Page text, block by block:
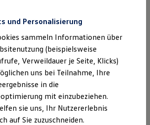
Class bei Volkswagen
Gewinn
kann Sie vor Fahrzeugen warnen, die
Sollten Sie nicht rechtzeitig
System selbstständig eingreifen und
eine Kollision mindern oder sogar
und Personalisierung
sammeln Informationen über
(beispielsweise
Verweildauer je Seite, Klicks)
uns bei Teilnahme, Ihre
in die
mit einzubeziehen.
sie uns, Ihr Nutzererlebnis
auf Sie zuzuschneiden.